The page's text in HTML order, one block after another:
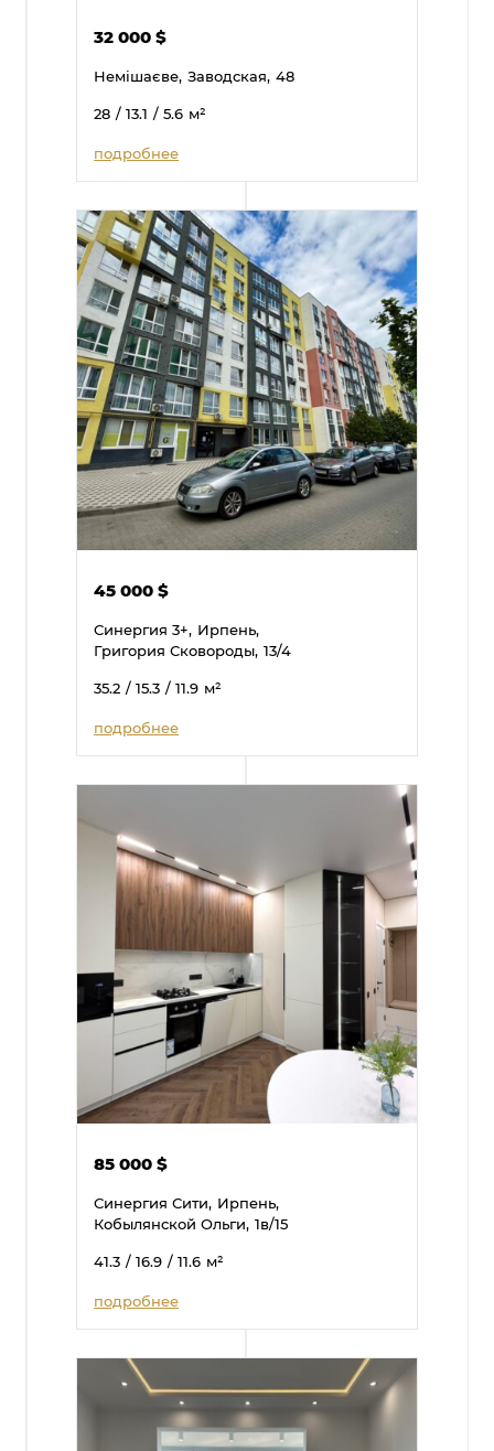
32 000$
Немішаєве, Заводская, 48
28 / 13.1 / 5.6 м²
подробнее
45 000$
Синергия 3+, Ирпень,
Григория Сковороды, 13/4
35.2 / 15.3 / 11.9 м²
подробнее
85 000$
Синергия Сити, Ирпень,
Кобылянской Ольги, 1в/15
41.3 / 16.9 / 11.6 м²
подробнее